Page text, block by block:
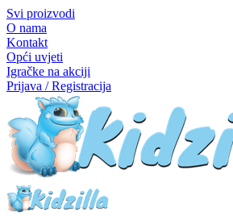
Svi proizvodi
O nama
Kontakt
Opći uvjeti
Igračke na akciji
Prijava / Registracija